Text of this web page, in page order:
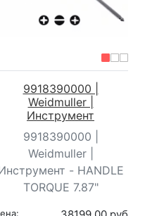
9918390000 |
Weidmuller |
Инструмент
9918390000 |
Weidmuller |
- HANDLE
TORQUE 7.87"